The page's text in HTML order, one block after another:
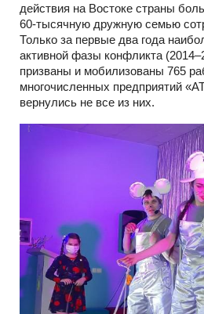
действия на Востоке страны
60-тысячную дружную семью
Только за первые два года
активной фазы конфликта
призваны и мобилизованы 765
многочисленных предприятий
вернулись не все из них.